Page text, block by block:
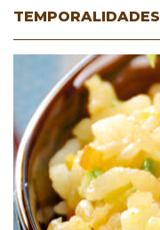
TEMPORALIDADES